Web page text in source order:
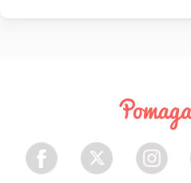
Facebook Twitter Instagram